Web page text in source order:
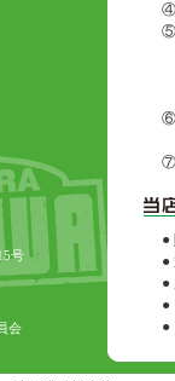
④
⑤
⑥
⑦
●
●
●
●
●
号
会